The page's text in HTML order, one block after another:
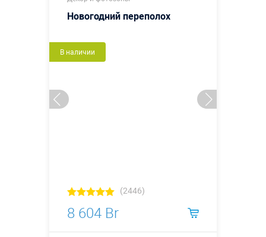
Новогодний переполох
В наличии
(2446)
8 604 Br